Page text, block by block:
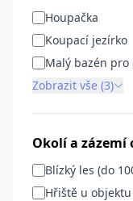
Houpačka
Koupací jezírko
Malý bazén pro
Zobrazit vše (3)
Okolí a zázemí
Blízký les (do
Hřiště u objektu